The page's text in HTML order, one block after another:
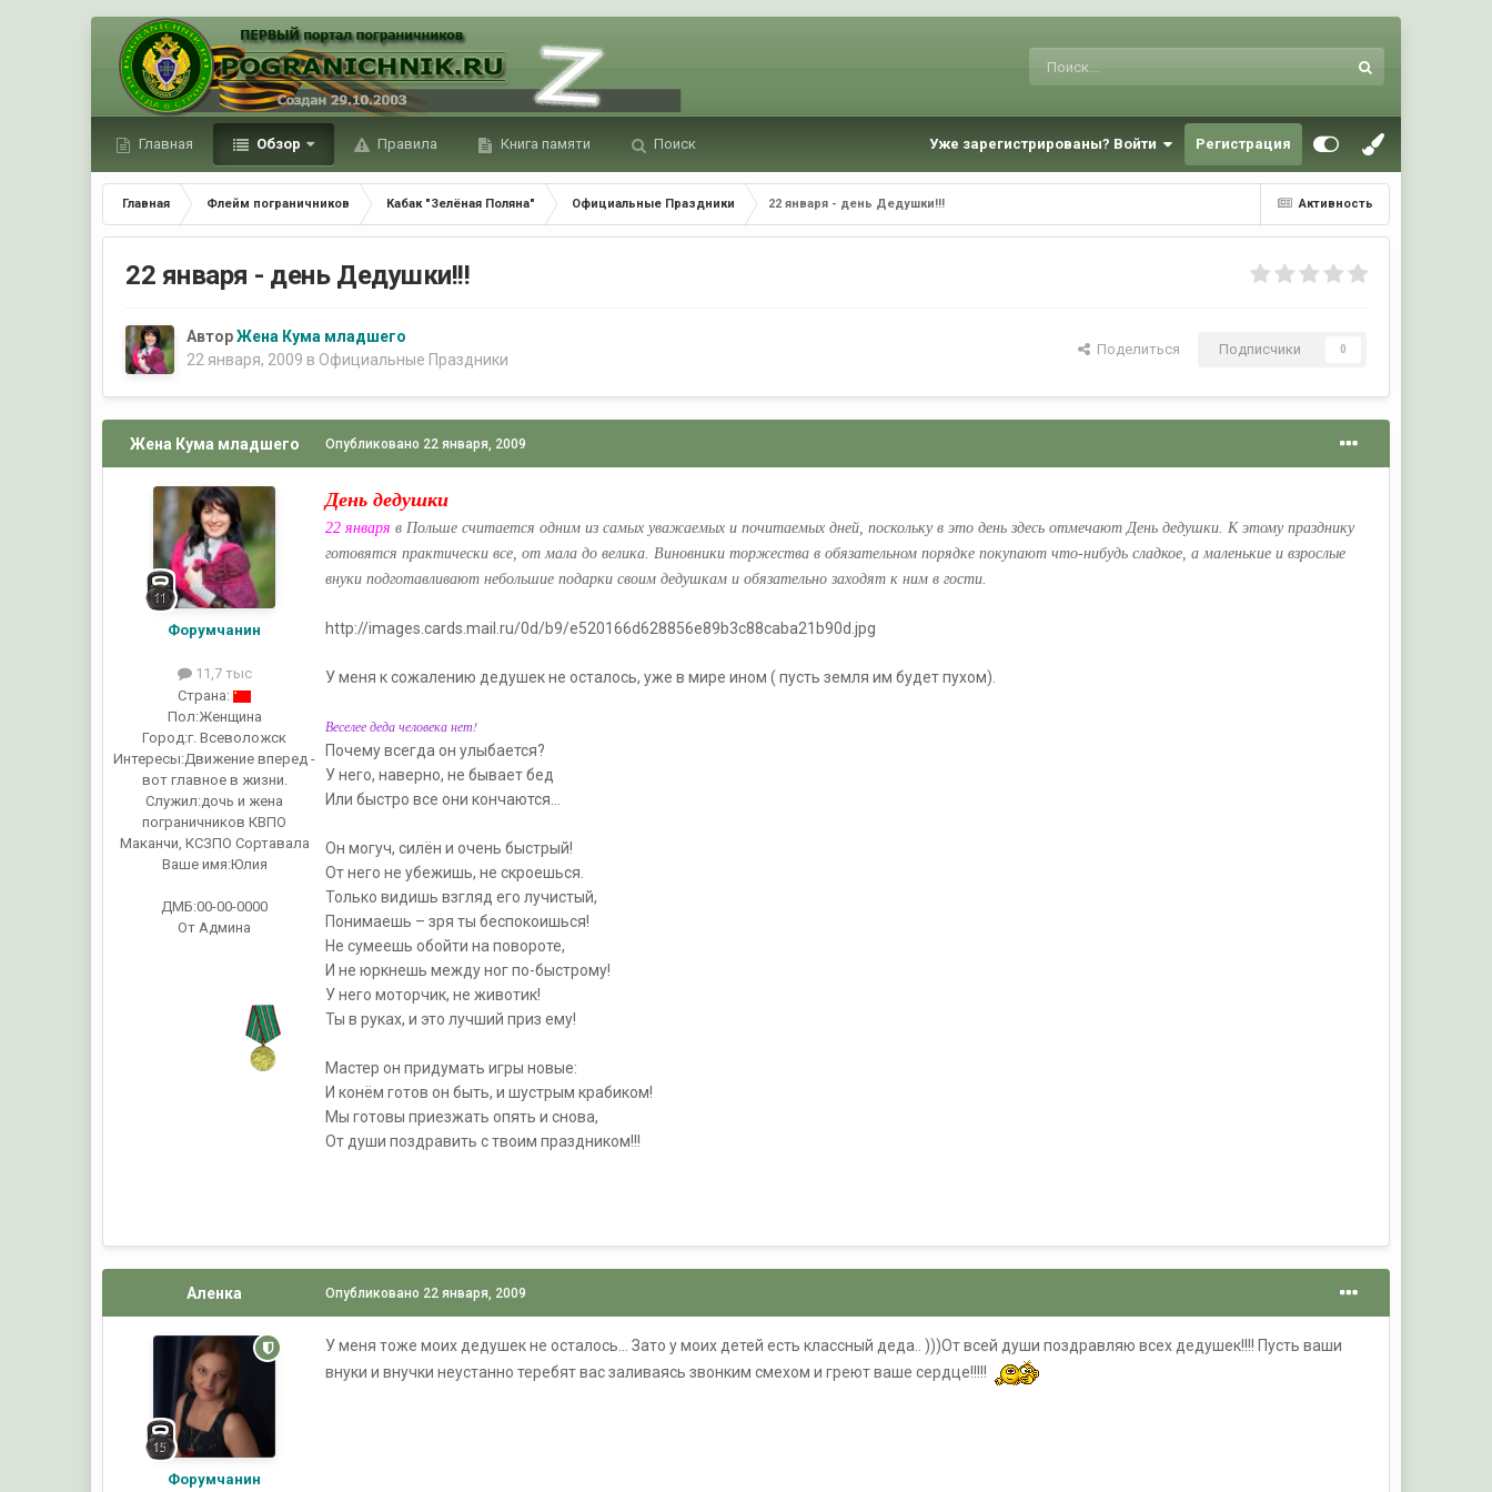
Главная Обзор Правила Книга памяти Поиск Уже зарегистрированы? Войти Регистрация
Активность
Главная Флейм пограничников Кабак "Зелёная Поляна" Официальные Праздники 22 января - день Дедушки!!!
22 января - день Дедушки!!!
АвторЖена Кума младшего
22 января, 2009 в Официальные Праздники
Поделиться Подписчики 0
Жена Кума младшего
Форумчанин
11,7 тыс
Страна:
Пол:Женщина
Город:г. Всеволожск
Интересы:Движение вперед -
вот главное в жизни.
Служил:дочь и жена
пограничников КВПО
Маканчи, КСЗПО Сортавала
Ваше имя:Юлия
ДМБ:00-00-0000
От Админа
Опубликовано 22 января, 2009
День дедушки
22 января в Польше считается одним из самых уважаемых и почитаемых дней, поскольку в это день здесь отмечают День дедушки. К этому празднику
готовятся практически все, от мала до велика. Виновники торжества в обязательном порядке покупают что-нибудь сладкое, а маленькие и взрослые
внуки подготавливают небольшие подарки своим дедушкам и обязательно заходят к ним в гости.
http://images.cards.mail.ru/0d/b9/e520166d628856e89b3c88caba21b90d.jpg
У меня к сожалению дедушек не осталось, уже в мире ином ( пусть земля им будет пухом).
Веселее деда человека нет!
Почему всегда он улыбается?
У него, наверно, не бывает бед
Или быстро все они кончаются…
Он могуч, силён и очень быстрый!
От него не убежишь, не скроешься.
Только видишь взгляд его лучистый,
Понимаешь – зря ты беспокоишься!
Не сумеешь обойти на повороте,
И не юркнешь между ног по-быстрому!
У него моторчик, не животик!
Ты в руках, и это лучший приз ему!
Мастер он придумать игры новые:
И конём готов он быть, и шустрым крабиком!
Мы готовы приезжать опять и снова,
От души поздравить с твоим праздником!!!
Аленка
Форумчанин
Опубликовано 22 января, 2009
У меня тоже моих дедушек не осталось... Зато у моих детей есть классный деда.. )))От всей души поздравляю всех дедушек!!!! Пусть ваши
внуки и внучки неустанно теребят вас заливаясь звонким смехом и греют ваше сердце!!!!!